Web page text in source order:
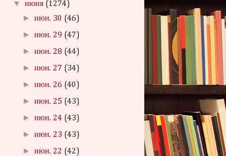
▼июня (1274)
►июн. 30 (46)
►июн. 29 (47)
►июн. 28 (44)
►июн. 27 (34)
►июн. 26 (40)
►июн. 25 (43)
►июн. 24 (43)
►июн. 23 (43)
►июн. 22 (42)